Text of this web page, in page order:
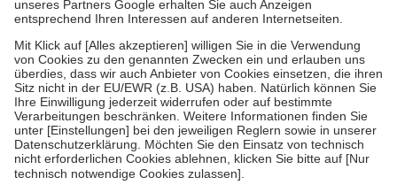
Um das Engagement der Versicherten für ihre eigene Gesundheit zu
stärken und die besondere Stellung der Familie zu unterstützen,
fallenkeine Zuzahlungenan bei:
• Kindern und Jugendlichen bis zum vollendeten 18. Lebensjahr
mit Ausnahme der Fahrkosten
• Untersuchungen zur Vorsorge und Früherkennung, die von der
GKV getragen werden
• empfohlenen Schutzimpfungen
• Harn- und Blutteststreifen